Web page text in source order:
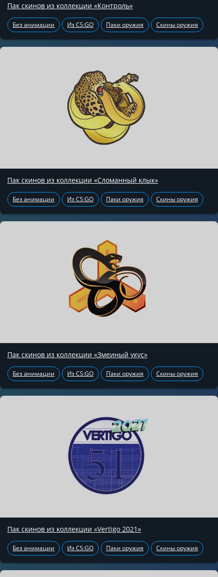
Пак скинов из коллекции «Контроль»
Без анимации Из CS:GO Паки оружия Скины оружия
Пак скинов из коллекции «Сломанный клык»
Без анимации Из CS:GO Паки оружия Скины оружия
Пак скинов из коллекции «Змеиный укус»
Без анимации Из CS:GO Паки оружия Скины оружия
Пак скинов из коллекции «Vertigo 2021»
Без анимации Из CS:GO Паки оружия Скины оружия